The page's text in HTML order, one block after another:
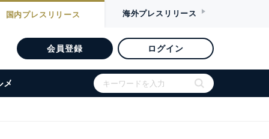
国内プレスリリース 海外プレスリリース
会員登録 ログイン
メ